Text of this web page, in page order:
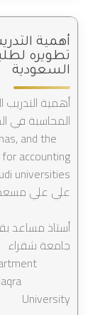
أهمية
تطويره
السعودية
أهمية
المحاسبة في
and the
accounting
universities
علي علي
أستاذ مساعد
جامعة شقراء
University